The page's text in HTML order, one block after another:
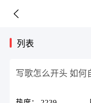
列表
写歌怎么开头 如何